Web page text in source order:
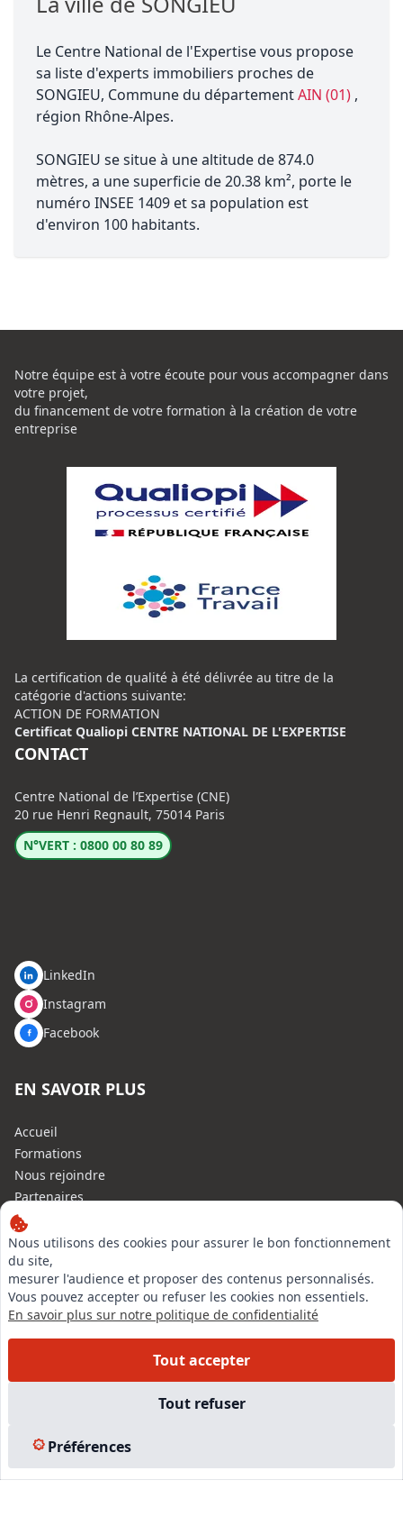
Le Centre National de l'Expertise vous propose
sa liste d'experts immobiliers proches de
SONGIEU, Commune du départementAIN (01) ,
région Rhône-Alpes.
SONGIEU se situe à une altitude de 874.0
mètres, a une superficie de 20.38 km², porte le
numéro INSEE 1409 et sa population est
d'environ 100 habitants.
Nous utilisons des cookies pour assurer le bon fonctionnement
du site,
mesurer l'audience et proposer des contenus personnalisés.
Vous pouvez accepter ou refuser les cookies non essentiels.
En savoir plus sur notre politique de confidentialité
Tout accepter
Tout refuser
Préférences
Notre équipe est à votre écoute pour vous accompagner dans
votre projet,
du financement de votre formation à la création de votre
entreprise
La certification de qualité à été délivrée au titre de la
catégorie d'actions suivante:
ACTION DE FORMATION
Certificat Qualiopi CENTRE NATIONAL DE L'EXPERTISE
CONTACT
Centre National de l’Expertise (CNE)
20 rue Henri Regnault, 75014 Paris
N°VERT : 0800 00 80 89
LinkedIn
Instagram
Facebook
EN SAVOIR PLUS
Accueil
Formations
Nous rejoindre
Partenaires
Autres missions
Le C.N.E.
Membre IVSC
Logiciel
L’Expert
Tarifs
Experts Immobiliers par régions
Plan du site
© 2026 l-expertise CNE - Centre National de l’Expertise. Tous